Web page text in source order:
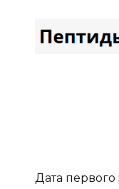
Дата